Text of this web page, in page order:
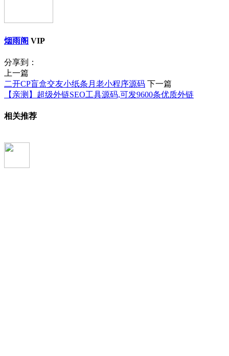
烟雨阁 VIP
分享到：
上一篇
二开CP盲盒交友小纸条月老小程序源码 下一篇
【亲测】超级外链SEO工具源码,可发9600条优质外链
相关推荐